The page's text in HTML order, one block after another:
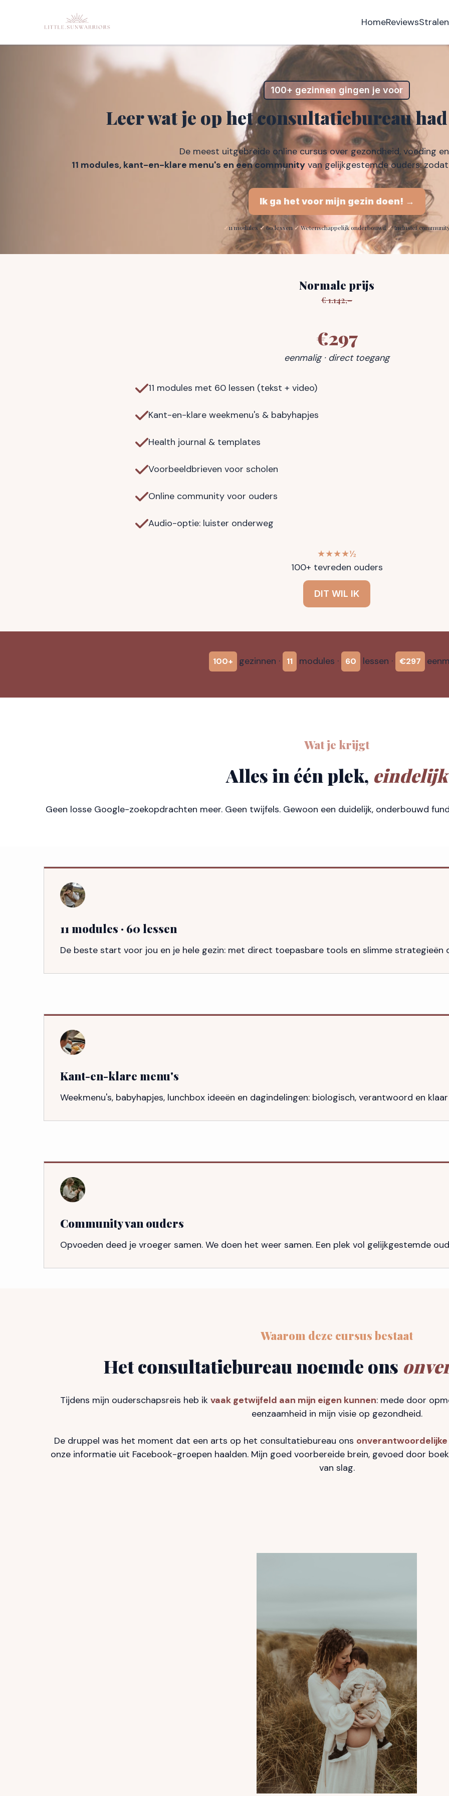
HomeReviews
100+ gezinnen gingen je voor
Leer wat je op het consultatiebureau
De meest uitgebreide online cursus over gezondheid, voeding
11 modules, kant-en-klare menu's en een community van gelijkgestemde ouders:
Ik ga het voor mijn gezin doen! →
✓11 modules✓60 lessen ✓Wetenschappelijk onderbouwd✓Inclusief
Normale prijs
€ 1.142,–
€297
eenmalig · direct toegang
11 modules met 60 lessen (tekst + video)
Kant-en-klare weekmenu's & babyhapjes
Health journal & templates
Voorbeeldbrieven voor scholen
Online community voor ouders
Audio-optie: luister onderweg
★★★★½
100+ tevreden ouders
DIT WIL IK
100+ gezinnen · 11 modules · 60 lessen · €297
Wat je krijgt
Alles in één plek, eindelijk
Geen losse Google-zoekopdrachten meer. Geen twijfels. Gewoon een duidelijk, onderbouwd
11 modules · 60 lessen
De beste start voor jou en je hele gezin: met direct toepasbare tools en slimme strategieën
Kant-en-klare menu's
Weekmenu's, babyhapjes, lunchbox ideeën en dagindelingen: biologisch, verantwoord en
Community van ouders
Opvoeden deed je vroeger samen. We doen het weer samen. Een plek vol gelijkgestemde
Waarom deze cursus bestaat
Het consultatiebureau noemde ons
Tijdens mijn ouderschapsreis heb ik vaak getwijfeld aan mijn eigen kunnen: mede door
eenzaamheid in mijn visie op gezondheid.
De druppel was het moment dat een arts op het consultatiebureau ons
onze informatie uit Facebook-groepen haalden. Mijn goed voorbereide brein, gevoed door
van slag.